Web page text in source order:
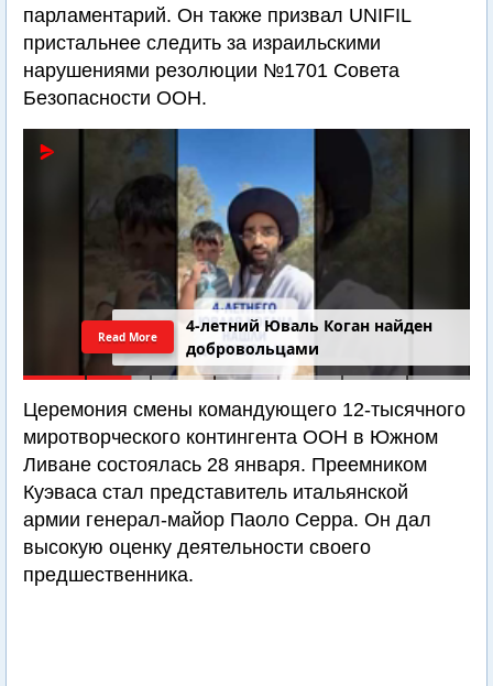
парламентарий. Он также призвал UNIFIL
пристальнее следить за израильскими
нарушениями резолюции №1701 Совета
Безопасности ООН.
4-летний Юваль Коган найден
добровольцами
Read More
Церемония смены командующего 12-тысячного
миротворческого контингента ООН в Южном
Ливане состоялась 28 января. Преемником
Куэваса стал представитель итальянской
армии генерал-майор Паоло Серра. Он дал
высокую оценку деятельности своего
предшественника.